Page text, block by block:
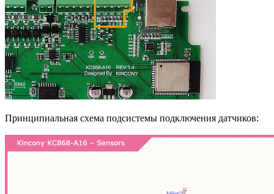
Принципиальная схема подсистемы подключения датчиков: